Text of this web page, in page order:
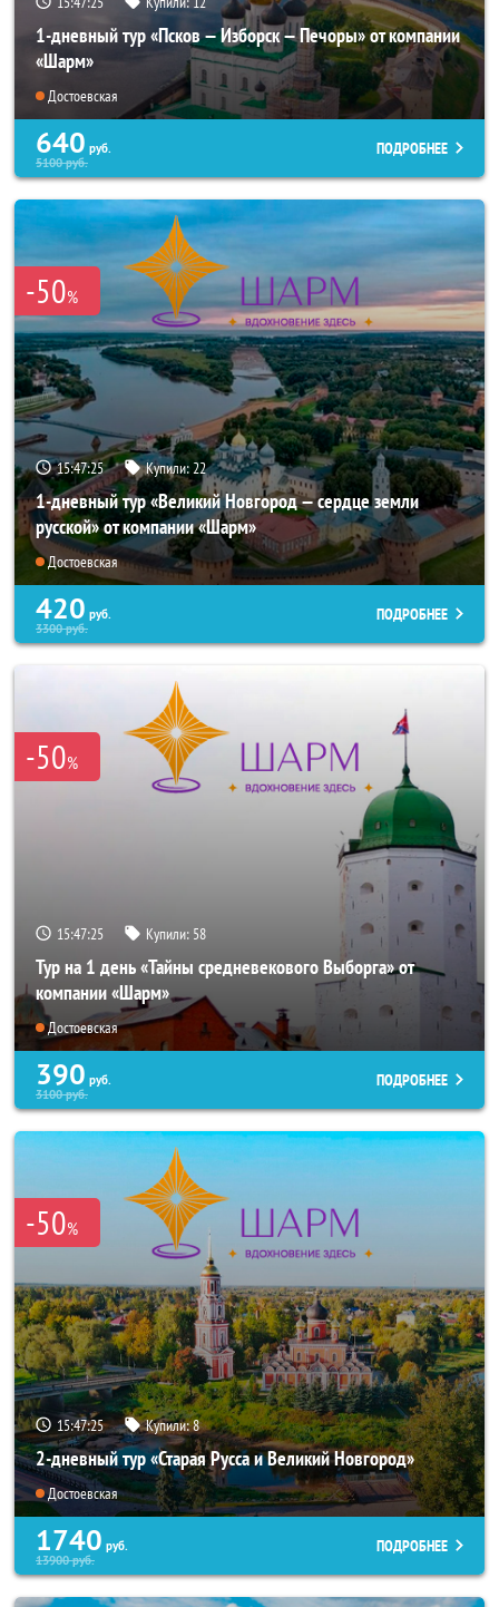
1-дневный тур «Псков — Изборск — Печоры» от компании
«Шарм»
Достоевская
640 руб.
5100руб.
ПОДРОБНЕЕ
-50%
15:47:24 Купили: 22
1-дневный тур «Великий Новгород — сердце земли
русской» от компании «Шарм»
Достоевская
420 руб.
3300руб.
ПОДРОБНЕЕ
-50%
15:47:24 Купили: 58
Тур на 1 день «Тайны средневекового Выборга» от
компании «Шарм»
Достоевская
390 руб.
3100руб.
ПОДРОБНЕЕ
-50%
15:47:24 Купили:8
2-дневный тур «Старая Русса и Великий Новгород»
Достоевская
1740 руб.
13900руб.
ПОДРОБНЕЕ